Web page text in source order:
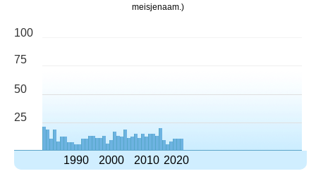
meisjenaam.)
100
75
50
25
1990 2000 2010 2020